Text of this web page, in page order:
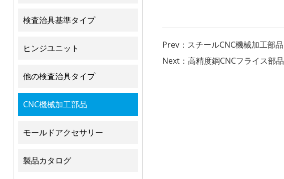
検査治具基準タイプ
ヒンジユニット
他の検査治具タイプ
CNC機械加工部品
モールドアクセサリー
製品カタログ
Prev：スチールCNC機械加工部品
Next：高精度鋼CNCフライス部品